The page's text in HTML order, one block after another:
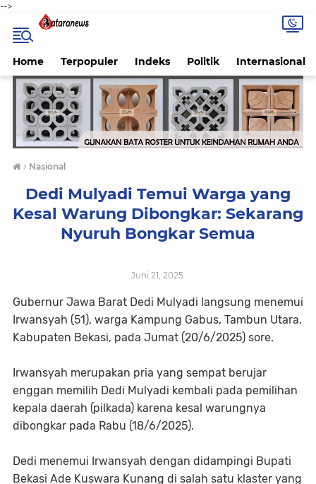
-->
Home Terpopuler Indeks Politik Internasional
› Nasional
Dedi Mulyadi Temui Warga yang
Kesal Warung Dibongkar: Sekarang
Nyuruh Bongkar Semua
Juni 21, 2025
Gubernur Jawa Barat Dedi Mulyadi langsung menemui
Irwansyah (51), warga Kampung Gabus, Tambun Utara,
Kabupaten Bekasi, pada Jumat (20/6/2025) sore.
Irwansyah merupakan pria yang sempat berujar
enggan memilih Dedi Mulyadi kembali pada pemilihan
kepala daerah (pilkada) karena kesal warungnya
dibongkar pada Rabu (18/6/2025).
Dedi menemui Irwansyah dengan didampingi Bupati
Bekasi Ade Kuswara Kunang di salah satu klaster yang